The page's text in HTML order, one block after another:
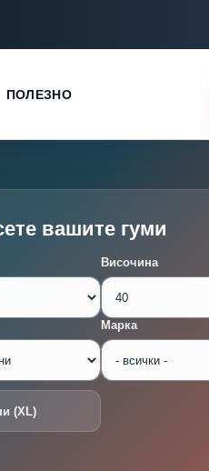
ПОЛЕЗНО
вашите гуми
Височина
Марка
(XL)